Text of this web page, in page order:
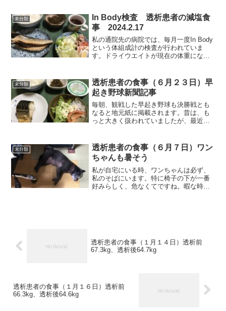
家内に任せきり、庭に出ることもなく、
自室に籠っていて...
未分類
In Body検査 透析患者の減塩食
事 2024.2.17
私の通院先の病院では、毎月一度In Body
という体組成計の検査が行われていま
す。ドライウエイトが現在の体重になっ
断、筋肉バランスといった項目で、数パ
ーセントとはいえ、...
未分類
透析患者の食事（６月２３日）早
起き野球新聞記事
毎朝、観戦した早起き野球も決勝戦とも
なると地元紙に掲載されます。昔は、も
っと大きく扱われていましたが、最近は
ます。朝食（塩サバです）定番の塩サバ
朝食です。特に今朝の塩サ...
未分類
透析患者の食事（６月７日）ワン
ちゃんも暑そう
私が自宅にいる時、ワンちゃんは必ず、
私のそばにいます。特に椅子の下が一番
好みらしく、危なくてですね。暇な時
透析患者の食事（１月１４日）透析前
67.3kg、透析後64.7kg
透析患者の食事（１月１６日）透析前
66.3kg、透析後64.6kg